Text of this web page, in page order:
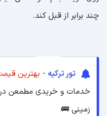
چند برابر از قبل کند.
تور ترکیه - بهترین
خدمات و خریدی مطمعن در
زمینی 🚌